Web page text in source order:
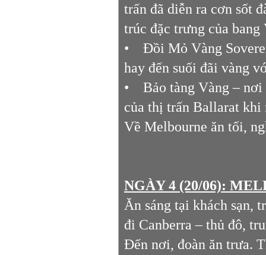
trấn đã diễn ra cơn sốt
trúc đặc trưng của
• Đồi Mỏ Vàng
hay đến suối đãi vàng
• Bảo tàng Vàng – nơi
của thị trấn Ballarat khi
Về Melbourne ăn tối,
NGÀY 4 (20/06):
Ăn sáng tại khách sạn,
đi Canberra – thủ đô,
Đến nơi, đoàn ăn trưa.